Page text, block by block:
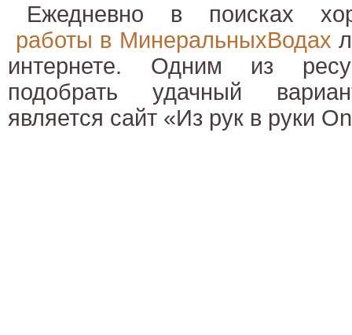
Ежедневно в поисках
работы в МинеральныхВодах
интернете. Одним из
подобрать удачный
является сайт «Из рук в руки